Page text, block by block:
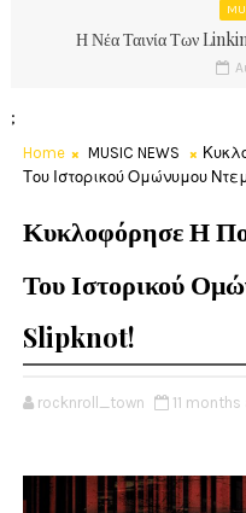
Η Νέα Ταινία Των
;
Home MUSIC NEWS
Του Ιστορικού Ομώνυμου
Κυκλοφόρησε Η
Του Ιστορικού
Slipknot!
rocknroll_town 11 months